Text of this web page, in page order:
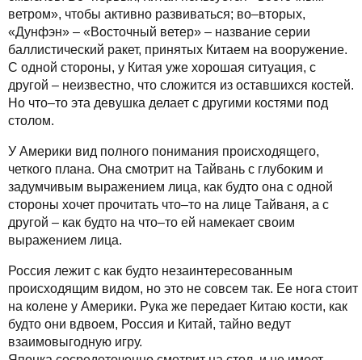
ветром», чтобы активно развиваться; во–вторых,
«Дунфэн» – «Восточный ветер» – название серии
баллистический ракет, принятых Китаем на вооружение.
С одной стороны, у Китая уже хорошая ситуация, с
другой – неизвестно, что сложится из оставшихся костей.
Но что–то эта девушка делает с другими костями под
столом.
У Америки вид полного понимания происходящего,
четкого плана. Она смотрит на Тайвань с глубоким и
задумчивым выражением лица, как будто она с одной
стороны хочет прочитать что–то на лице Тайваня, а с
другой – как будто на что–то ей намекает своим
выражением лица.
Россия лежит с как будто незаинтересованным
происходящим видом, но это не совсем так. Ее нога стоит
на колене у Америки. Рука же передает Китаю кости, как
будто они вдвоем, Россия и Китай, тайно ведут
взаимовыгодную игру.